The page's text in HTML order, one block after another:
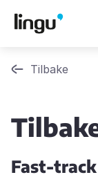
Tilbake
Fast-